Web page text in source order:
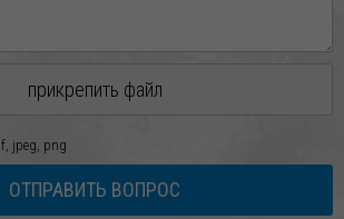
прикрепить файл
jpeg, png
ОТПРАВИТЬ ВОПРОС